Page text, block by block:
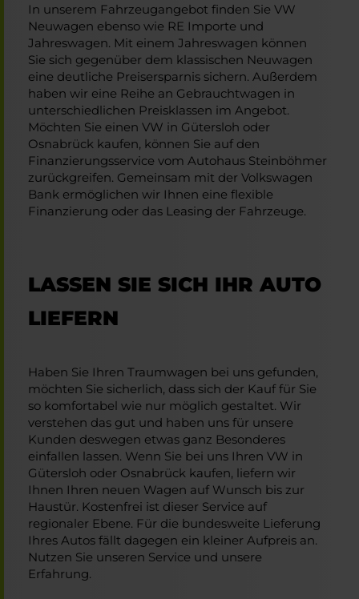
In unserem Fahrzeugangebot finden Sie VW
Neuwagen ebenso wie RE Importe und
Jahreswagen. Mit einem Jahreswagen können
Sie sich gegenüber dem klassischen Neuwagen
eine deutliche Preisersparnis sichern. Außerdem
haben wir eine Reihe an Gebrauchtwagen in
unterschiedlichen Preisklassen im Angebot.
Möchten Sie einen VW in Gütersloh oder
Osnabrück kaufen, können Sie auf den
Finanzierungsservice vom Autohaus Steinböhmer
zurückgreifen. Gemeinsam mit der Volkswagen
Bank ermöglichen wir Ihnen eine flexible
Finanzierung oder das Leasing der Fahrzeuge.
LASSEN SIE SICH IHR AUTO
LIEFERN
Haben Sie Ihren Traumwagen bei uns gefunden,
möchten Sie sicherlich, dass sich der Kauf für Sie
so komfortabel wie nur möglich gestaltet. Wir
verstehen das gut und haben uns für unsere
Kunden deswegen etwas ganz Besonderes
einfallen lassen. Wenn Sie bei uns Ihren VW in
Gütersloh oder Osnabrück kaufen, liefern wir
Ihnen Ihren neuen Wagen auf Wunsch bis zur
Haustür. Kostenfrei ist dieser Service auf
regionaler Ebene. Für die bundesweite Lieferung
Ihres Autos fällt dagegen ein kleiner Aufpreis an.
Nutzen Sie unseren Service und unsere
Erfahrung.